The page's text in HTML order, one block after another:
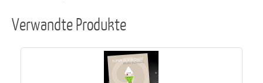
Verwandte Produkte